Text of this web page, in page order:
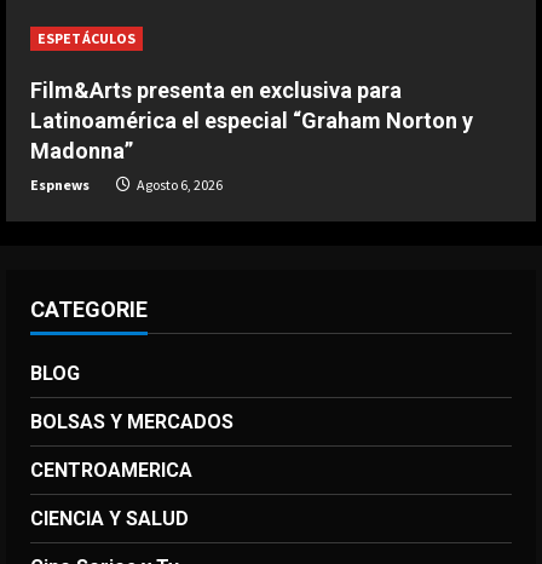
5
del Al-Hilal
Agosto 6, 2026
ESPETÁCULOS
Film&Arts presenta en exclusiva para
Latinoamérica el especial “Graham Norton y
Madonna”
Espnews Agosto 6, 2026
CATEGORIE
BLOG
BOLSAS Y MERCADOS
CENTROAMERICA
CIENCIA Y SALUD